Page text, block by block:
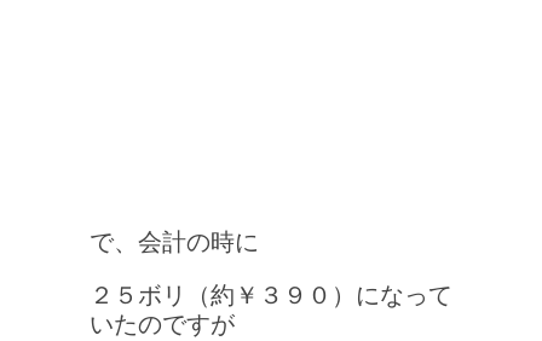
で、会計の時に
２５ボリ（約￥３９０）になって
いたのですが